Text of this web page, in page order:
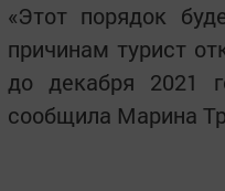
«Этот порядок
причинам турист
до декабря 2021
сообщила Марина